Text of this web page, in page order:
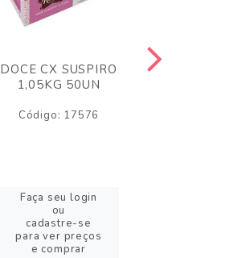
DOCE CX SUSPIRO
1,05KG 50UN
Código: 17576
Faça seu login
ou
cadastre-se
para ver preços
e comprar